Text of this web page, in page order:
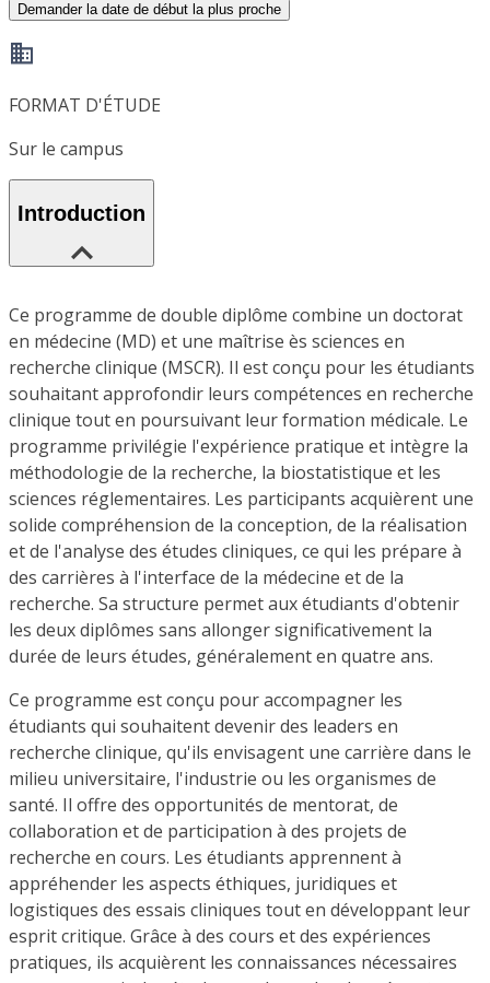
Demander la date de début la plus proche
FORMAT D'ÉTUDE
Sur le campus
Introduction
Ce programme de double diplôme combine un doctorat
en médecine (MD) et une maîtrise ès sciences en
recherche clinique (MSCR). Il est conçu pour les étudiants
souhaitant approfondir leurs compétences en recherche
clinique tout en poursuivant leur formation médicale. Le
programme privilégie l'expérience pratique et intègre la
méthodologie de la recherche, la biostatistique et les
sciences réglementaires. Les participants acquièrent une
solide compréhension de la conception, de la réalisation
et de l'analyse des études cliniques, ce qui les prépare à
des carrières à l'interface de la médecine et de la
recherche. Sa structure permet aux étudiants d'obtenir
les deux diplômes sans allonger significativement la
durée de leurs études, généralement en quatre ans.
Ce programme est conçu pour accompagner les
étudiants qui souhaitent devenir des leaders en
recherche clinique, qu'ils envisagent une carrière dans le
milieu universitaire, l'industrie ou les organismes de
santé. Il offre des opportunités de mentorat, de
collaboration et de participation à des projets de
recherche en cours. Les étudiants apprennent à
appréhender les aspects éthiques, juridiques et
logistiques des essais cliniques tout en développant leur
esprit critique. Grâce à des cours et des expériences
pratiques, ils acquièrent les connaissances nécessaires